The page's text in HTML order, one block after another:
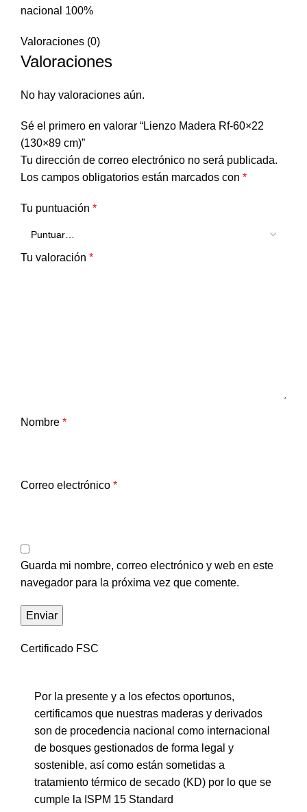
nacional 100%
Valoraciones (0)
Valoraciones
No hay valoraciones aún.
Sé el primero en valorar “Lienzo Madera Rf-60×22
(130×89 cm)”
Tu dirección de correo electrónico no será publicada.
Los campos obligatorios están marcados con *
Tu puntuación *
Tu valoración *
Nombre *
Correo electrónico *
Guarda mi nombre, correo electrónico y web en este
navegador para la próxima vez que comente.
Certificado FSC
Por la presente y a los efectos oportunos,
certificamos que nuestras maderas y derivados
son de procedencia nacional como internacional
de bosques gestionados de forma legal y
sostenible, así como están sometidas a
tratamiento térmico de secado (KD) por lo que se
cumple la ISPM 15 Standard